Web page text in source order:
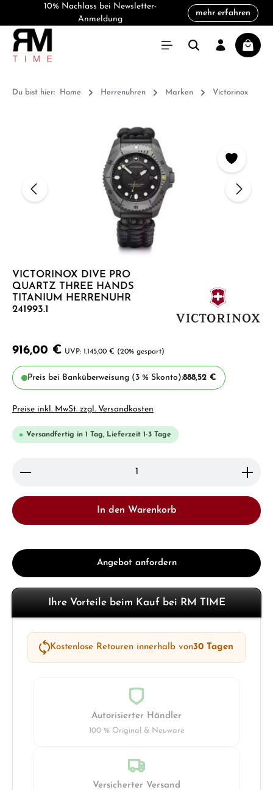
10% Nachlass bei Newsletter-
Anmeldung
mehr erfahren
Du bist hier: Home Herrenuhren Marken Victorinox
Bildergalerie überspringen
VICTORINOX DIVE PRO
QUARTZ THREE HANDS
TITANIUM HERRENUHR
241993.1
916,00 € 1.145,00 € (20% gespart)
Preis bei Banküberweisung (3 % Skonto):888,52 €
Preise inkl. MwSt. zzgl. Versandkosten
Versandfertig in 1 Tag, Lieferzeit 1-3 Tage
Produkt Anzahl: Gib den gewünschten Wert ein
In den Warenkorb
Angebot anfordern
Ihre Vorteile beim Kauf bei RM TIME
Kostenlose Retouren innerhalb von30 Tagen
Autorisierter Händler
100 % Original & Neuware
Versicherter Versand